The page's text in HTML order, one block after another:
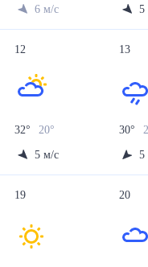
6 м/с
5
12
32° 20
5 м/с
13
30°
5
19 20